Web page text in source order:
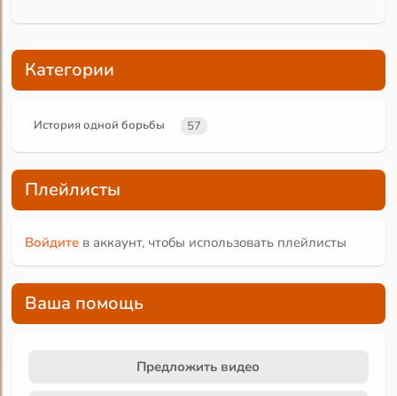
Категории
История одной борьбы 57
Плейлисты
Войдите в аккаунт, чтобы использовать плейлисты
Ваша помощь
Предложить видео